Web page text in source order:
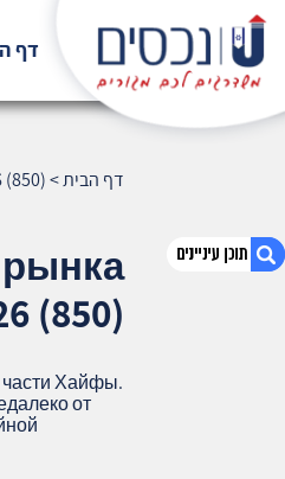
рынка недвижимости 2025–
דף
דף הבית>
(850)
Хайфы.
от